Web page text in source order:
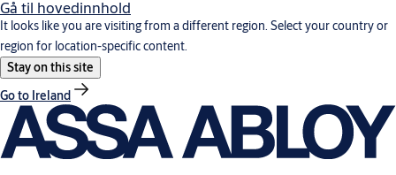
Gå til hovedinnhold
It looks like you are visiting from a different region. Select your country or
region for location-specific content.
Stay on this site
Go to Ireland